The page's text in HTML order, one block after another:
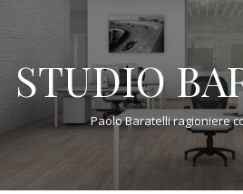
STUDIO
Paolo Baratelli ragioniere